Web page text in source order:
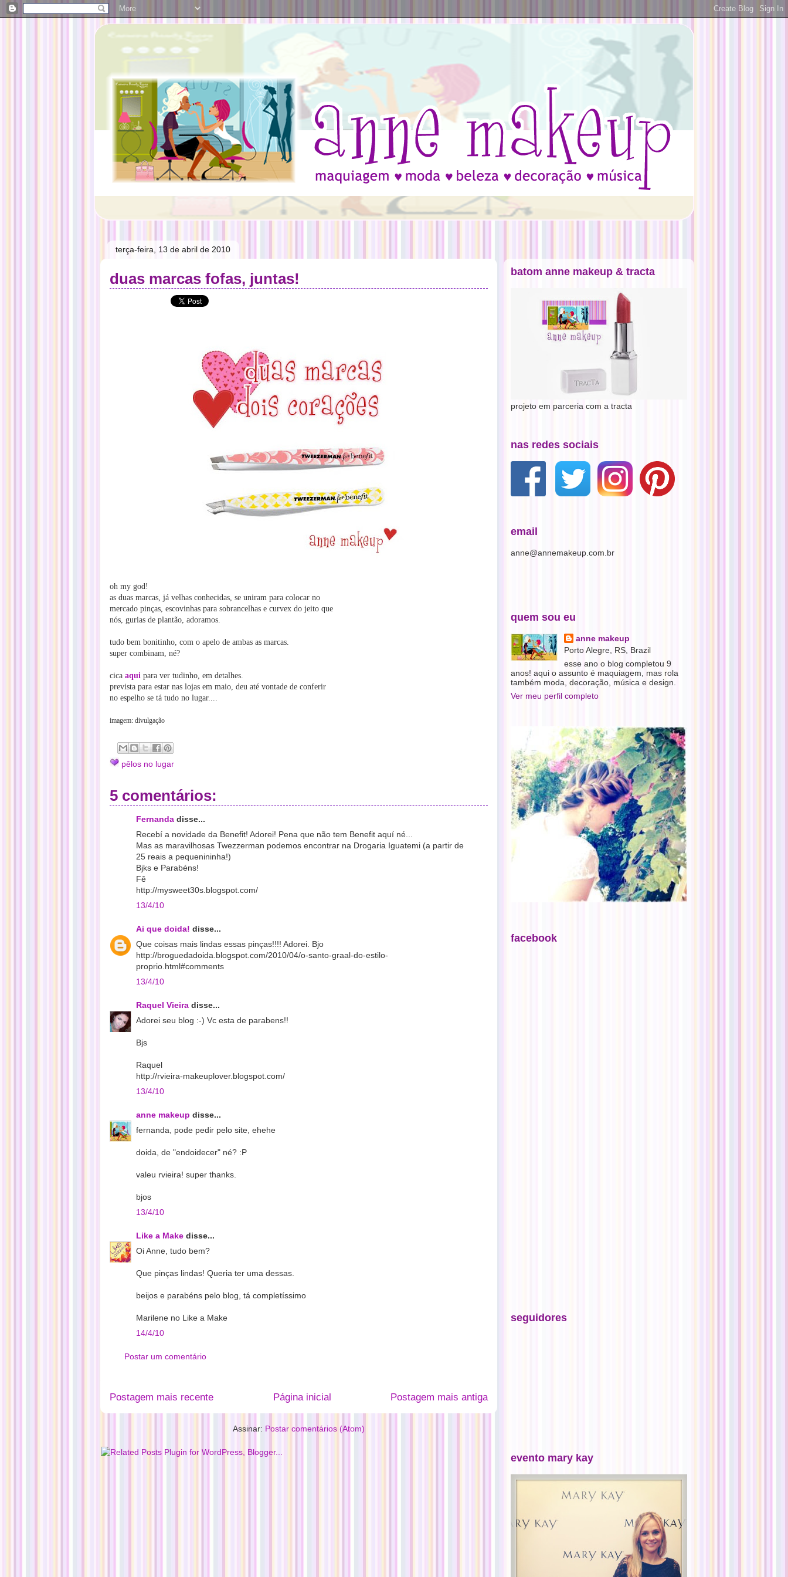
terça-feira, 13 de abril de 2010
duas marcas fofas, juntas!
oh my god!
as duas marcas, já velhas conhecidas, se uniram para colocar no
mercado pinças, escovinhas para sobrancelhas e curvex do jeito que
nós, gurias de plantão, adoramos.
tudo bem bonitinho, com o apelo de ambas as marcas.
super combinam, né?
cica aqui para ver tudinho, em detalhes.
prevista para estar nas lojas em maio, deu até vontade de conferir
no espelho se tá tudo no lugar....
imagem: divulgação
pêlos no lugar
5 comentários:
Fernanda disse...
Recebí a novidade da Benefit! Adorei! Pena que não tem Benefit aquí né...
Mas as maravilhosas Twezzerman podemos encontrar na Drogaria Iguatemi (a partir de
25 reais a pequenininha!)
Bjks e Parabéns!
Fê
http://mysweet30s.blogspot.com/
13/4/10
Ai que doida! disse...
Que coisas mais lindas essas pinças!!!! Adorei. Bjo
http://broguedadoida.blogspot.com/2010/04/o-santo-graal-do-estilo-
proprio.html#comments
13/4/10
Raquel Vieira disse...
Adorei seu blog :-) Vc esta de parabens!!
Bjs
Raquel
http://rvieira-makeuplover.blogspot.com/
13/4/10
anne makeup disse...
fernanda, pode pedir pelo site, ehehe
doida, de "endoidecer" né? :P
valeu rvieira! super thanks.
bjos
13/4/10
Like a Make disse...
Oi Anne, tudo bem?
Que pinças lindas! Queria ter uma dessas.
beijos e parabéns pelo blog, tá completíssimo
Marilene no Like a Make
14/4/10
Postar um comentário
Postagem mais recente Postagem mais antiga
Página inicial
Assinar: Postar comentários (Atom)
batom anne makeup & tracta
projeto em parceria com a tracta
nas redes sociais
email
anne@annemakeup.com.br
quem sou eu
anne makeup
Porto Alegre, RS, Brazil
esse ano o blog completou 9
anos! aqui o assunto é maquiagem, mas rola
também moda, decoração, música e design.
Ver meu perfil completo
facebook
seguidores
evento mary kay